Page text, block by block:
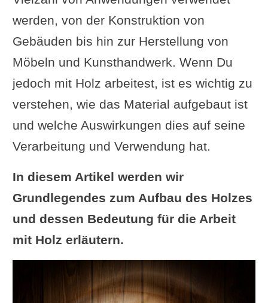
werden, von der Konstruktion von
Gebäuden bis hin zur Herstellung von
Möbeln und Kunsthandwerk. Wenn Du
jedoch mit Holz arbeitest, ist es wichtig zu
verstehen, wie das Material aufgebaut ist
und welche Auswirkungen dies auf seine
Verarbeitung und Verwendung hat.
In diesem Artikel werden wir
Grundlegendes zum Aufbau des Holzes
und dessen Bedeutung für die Arbeit
mit Holz erläutern.